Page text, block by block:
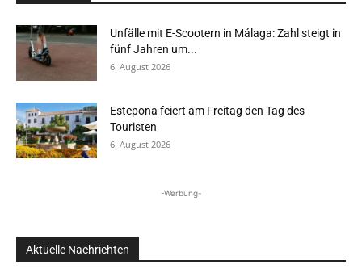
Unfälle mit E-Scootern in Málaga: Zahl steigt in
fünf Jahren um...
6. August 2026
Estepona feiert am Freitag den Tag des
Touristen
6. August 2026
-Werbung-
Aktuelle Nachrichten